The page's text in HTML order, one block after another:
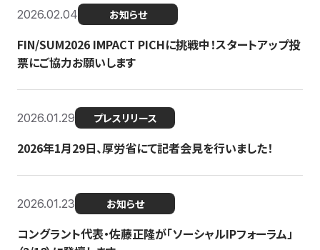
2026.02.04 お知らせ
FIN/SUM2026 IMPACT PICHに挑戦中！スタートアップ投
票にご協力お願いします
2026.01.29 プレスリリース
2026年1月29日、厚労省にて記者会見を行いました！
2026.01.23 お知らせ
コングラント代表・佐藤正隆が「ソーシャルIPフォーラム」